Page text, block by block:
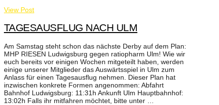
View Post
TAGESAUSFLUG NACH ULM
Am Samstag steht schon das nächste Derby auf dem Plan:
MHP RIESEN Ludwigsburg gegen ratiopharm Ulm! Wie wir
euch bereits vor einigen Wochen mitgeteilt haben, werden
einige unserer Mitglieder das Auswärtsspiel in Ulm zum
Anlass für einen Tagesausflug nehmen. Dieser Plan hat
inzwischen konkrete Formen angenommen: Abfahrt
Bahnhof Ludwigsburg: 11:31h Ankunft Ulm Hauptbahnhof:
13:02h Falls ihr mitfahren möchtet, bitte unter …